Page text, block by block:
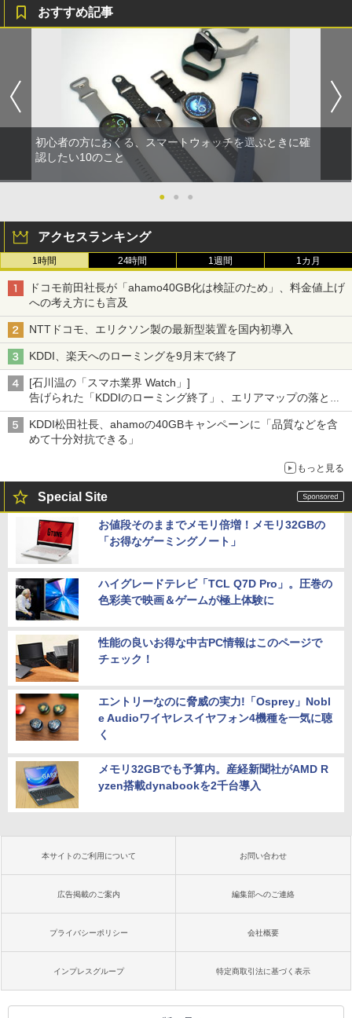
おすすめ記事
初心者の方におくる、スマートウォッチを選ぶときに確
認したい10のこと
● ● ●
アクセスランキング
1時間 24時間 1週間 1カ月
ドコモ前田社長が「ahamo40GB化は検証のため」、料金値上げ
への考え方にも言及
NTTドコモ、エリクソン製の最新型装置を国内初導入
KDDI、楽天へのローミングを9月末で終了
[石川温の「スマホ業界 Watch」]
告げられた「KDDIのローミング終了」、エリアマップの落とし
穴と楽天モバイルの課題
KDDI松田社長、ahamoの40GBキャンペーンに「品質などを含
めて十分対抗できる」
もっと見る
Special Site
お値段そのままでメモリ倍増！メモリ32GBの
「お得なゲーミングノート」
ハイグレードテレビ「TCL Q7D Pro」。圧巻の
色彩美で映画＆ゲームが極上体験に
性能の良いお得な中古PC情報はこのページで
チェック！
エントリーなのに脅威の実力!「Osprey」Nobl
e Audioワイヤレスイヤフォン4機種を一気に聴
く
メモリ32GBでも予算内。産経新聞社がAMD R
yzen搭載dynabookを2千台導入
本サイトのご利用について お問い合わせ
広告掲載のご案内 編集部へのご連絡
プライバシーポリシー 会社概要
インプレスグループ 特定商取引法に基づく表示